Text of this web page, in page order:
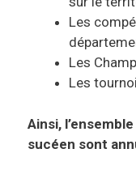
Les
Les
Les
Ainsi,
sucéen sont